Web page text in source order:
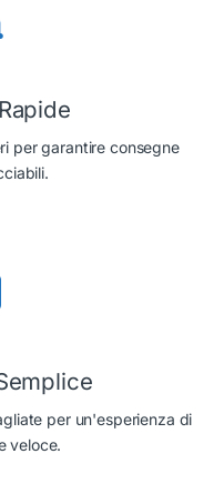
per garantire consegne
per un'esperienza di
veloce.